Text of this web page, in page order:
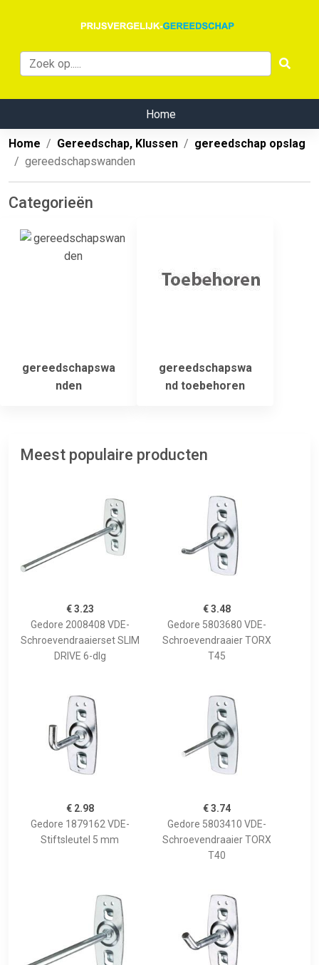
Home
Home Gereedschap, Klussen
gereedschap opslag
gereedschapswanden
Categorieën
gereedschapswa
nden
gereedschapswa
nd toebehoren
Meest populaire producten
€ 3.23
Gedore 2008408 VDE-
Schroevendraaierset SLIM
DRIVE 6-dlg
€ 3.48
Gedore 5803680 VDE-
Schroevendraaier TORX
T45
€ 2.98
Gedore 1879162 VDE-
Stiftsleutel 5 mm
€ 3.74
Gedore 5803410 VDE-
Schroevendraaier TORX
T40